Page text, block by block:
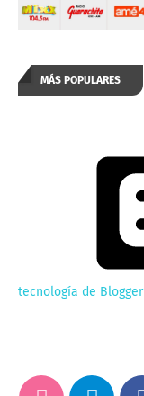
MÁS POPULARES
tecnología de Blogger